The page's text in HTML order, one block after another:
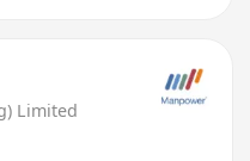
Limited